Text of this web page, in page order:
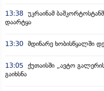
13:38 უკრაინამ
დაარტყა
13:30 მდინარე ხობისწყალში
13:05 ქუთაისში „ავტო
გაიხსნა